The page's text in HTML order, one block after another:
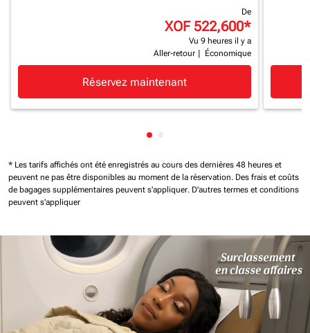
De
XOF 522,600*
Vu 9 heures il y a
Aller-retour
Économique
Réservez maintenant
Affichage de cmp-pagination-
* Les tarifs affichés ont été enregistrés au cours des dernières 48 heures et
peuvent ne pas être disponibles au moment de la réservation. Des frais et coûts
de bagages supplémentaires peuvent s'appliquer. D'autres termes et conditions
peuvent s'appliquer